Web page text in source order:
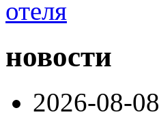
новости
2026-08-08